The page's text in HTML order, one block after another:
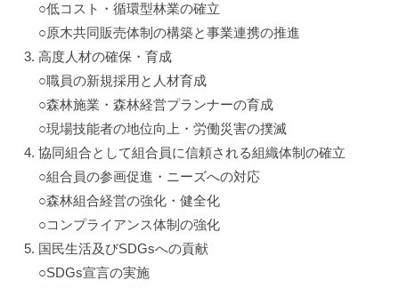
○低コスト・循環型林業の確立
○原木共同販売体制の構築と事業連携の推進
高度人材の確保・育成
○職員の新規採用と人材育成
○森林施業・森林経営プランナーの育成
○現場技能者の地位向上・労働災害の撲滅
協同組合として組合員に信頼される組織体制の確立
○組合員の参画促進・ニーズへの対応
○森林組合経営の強化・健全化
○コンプライアンス体制の強化
国民生活及びSDGsへの貢献
○SDGs宣言の実施